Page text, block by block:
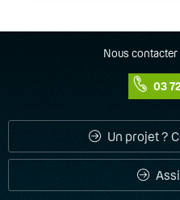
Accueil téléphonique
Adaptateur ATA
ADSL
Appels simultanés
Nous contacter
03
Un projet ?